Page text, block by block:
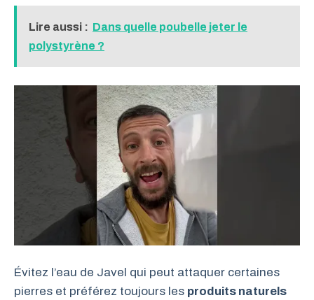
Lire aussi : Dans quelle poubelle jeter le
polystyrène ?
Évitez l’eau de Javel qui peut attaquer certaines
pierres et préférez toujours les produits naturels